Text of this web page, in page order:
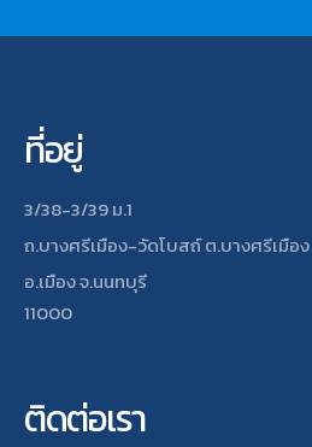
ที่อยู่
3/38-3/39 ม.1
ถ.บางศรีเมือง-วัดโบสถ์ ต.บางศรีเมือง
อ.เมือง จ.นนทบุรี
11000
ติดต่อเรา